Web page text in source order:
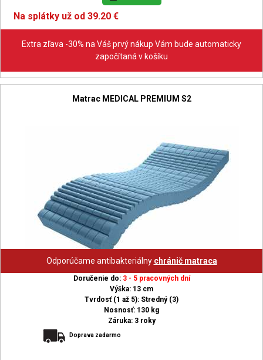
Na splátky už od 39.20 €
Extra zľava -30% na Váš prvý nákup Vám bude automaticky
započítaná v košíku
Matrac MEDICAL PREMIUM S2
Odporúčame antibakteriálny chránič matraca
Doručenie do: 3 - 5 pracovných dní
Výška: 13 cm
Tvrdosť (1 až 5): Stredný (3)
Nosnosť: 130 kg
Záruka: 3 roky
Doprava zadarmo